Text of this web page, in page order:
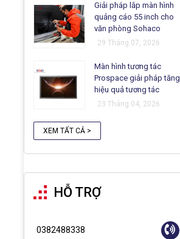
Giải pháp lắp màn hình
quảng cáo 55 inch cho
văn phòng Sohaco
29 Tháng 07, 2026
Màn hình tương tác
Prospace giải pháp tăng
hiệu quả tương tác
23 Tháng 04, 2026
XEM TẤT CẢ >
HỖ TRỢ
0382488338